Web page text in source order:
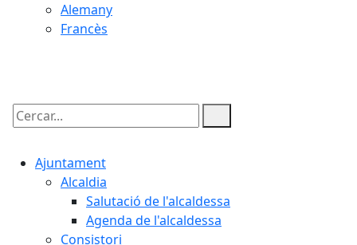
Alemany
Francès
Cercar:
Ajuntament
Alcaldia
Salutació de l'alcaldessa
Agenda de l'alcaldessa
Consistori